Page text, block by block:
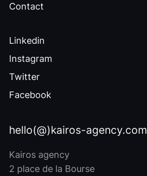
Contact
Linkedin
Instagram
Twitter
Facebook
hello(@)kairos-agency.com
Kairos agency
2 place de la Bourse